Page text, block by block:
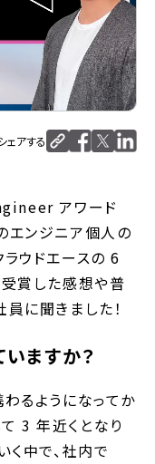
ェアする
アワード
エンジニア個人の
ウドエースの 6
賞した感想や普
に聞きました！
ますか？
るようになってか
3 年近くとなり
く中で、社内で